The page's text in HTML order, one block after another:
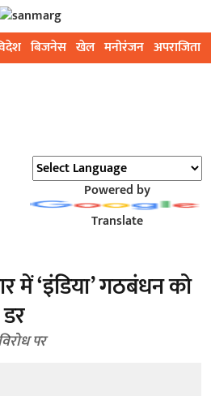
बिजनेस खेल मनोरंजन अपराजिता
Powered by
Translate
में ‘इंडिया’ गठबंधन को
पर